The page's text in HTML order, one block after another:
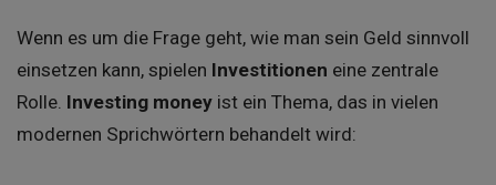
Wenn es um die Frage geht, wie man sein Geld sinnvoll
einsetzen kann, spielen Investitionen eine zentrale
Rolle. Investing money ist ein Thema, das in vielen
modernen Sprichwörtern behandelt wird: